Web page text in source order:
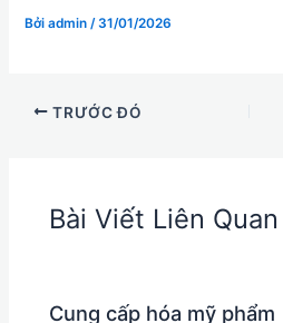
Bởiadmin/31/01/2026
TRƯỚC ĐÓ
Bài Viết Liên Quan
Cung cấp hóa mỹ phẩm